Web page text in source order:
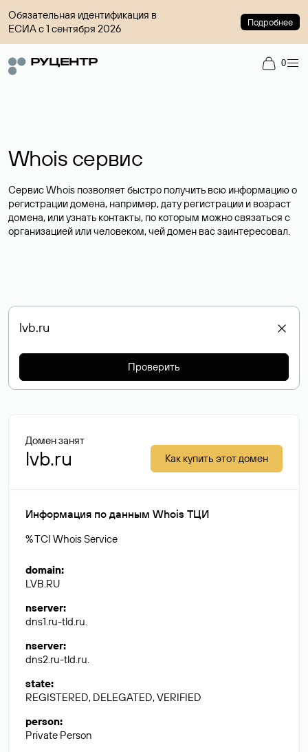
Обязательная идентификация в
ЕСИА с 1 сентября 2026
Подробнее
0
Whois сервис
Сервис Whois позволяет быстро получить всю информацию о
регистрации домена, например, дату регистрации и возраст
домена, или узнать контакты, по которым можно связаться с
организацией или человеком, чей домен вас заинтересовал.
Проверить
Домен занят
lvb.ru Как купить этот домен
Информация по данным Whois ТЦИ
% TCI Whois Service
domain:
LVB.RU
nserver:
dns1.ru-tld.ru.
nserver:
dns2.ru-tld.ru.
state:
REGISTERED, DELEGATED, VERIFIED
person:
Private Person